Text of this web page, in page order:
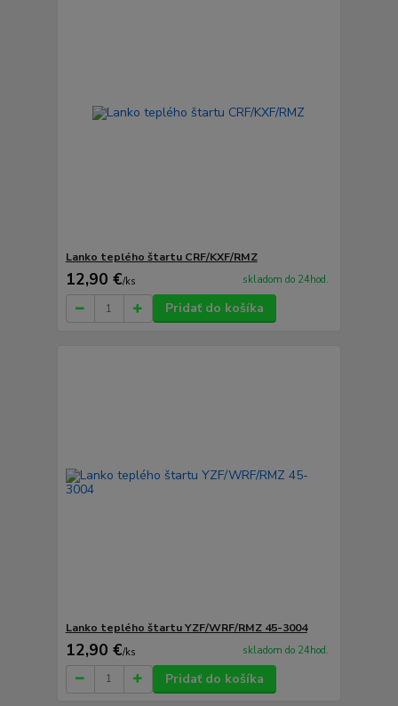
Lanko teplého štartu CRF/KXF/RMZ
12,90 €/ks skladom do 24hod.
Pridať do košíka
Lanko teplého štartu YZF/WRF/RMZ 45-3004
12,90 €/ks skladom do 24hod.
Pridať do košíka